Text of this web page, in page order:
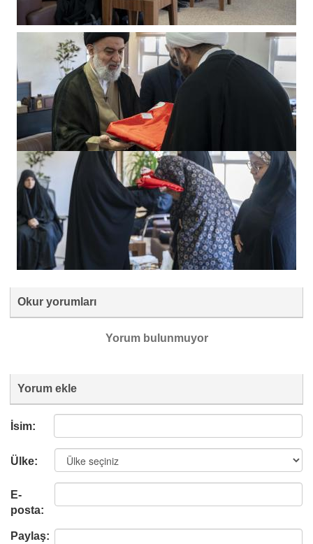
Okur yorumları
Yorum bulunmuyor
Yorum ekle
İsim:
Ülke:
E-
posta:
Paylaş: